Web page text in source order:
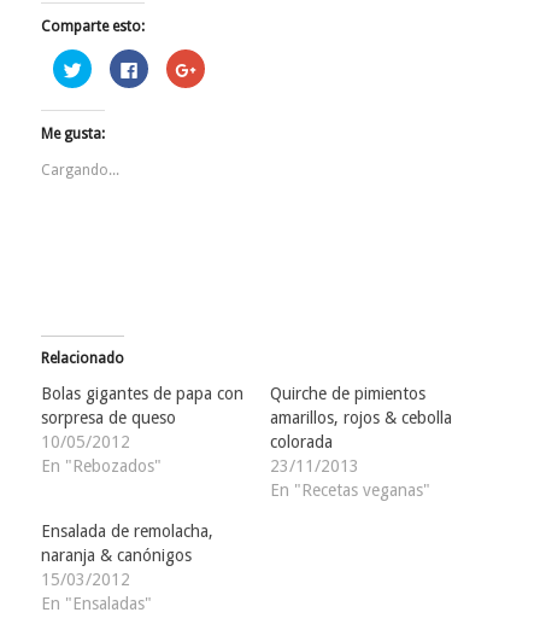
Comparte esto:
Haz
clic
compartir
Twitter
abre
en
Haz
clic
Haz
clic
Me gusta:
Cargando...
Relacionado
Bolas gigantes de papa con
sorpresa de queso
10/05/2012
En "Rebozados"
Quirche de pimientos
amarillos, rojos & cebolla
colorada
23/11/2013
En "Recetas veganas"
Ensalada de remolacha,
naranja & canónigos
15/03/2012
En "Ensaladas"